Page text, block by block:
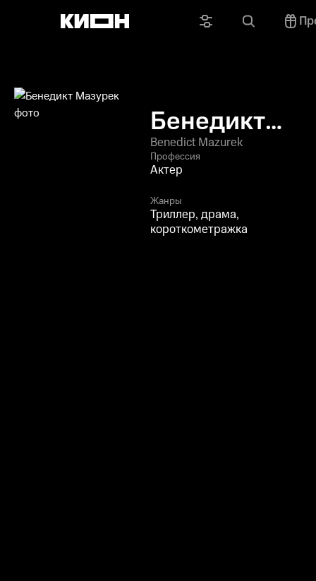
Бенедикт
Мазурек
Benedict Mazurek
Профессия
Актер
Жанры
Триллер, драма,
короткометражка